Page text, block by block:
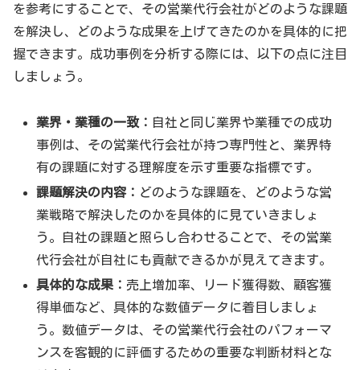
を参考にすることで、その営業代行会社がどのような課題
を解決し、どのような成果を上げてきたのかを具体的に把
握できます。成功事例を分析する際には、以下の点に注目
しましょう。
業界・業種の一致： 自社と同じ業界や業種での成功
事例は、その営業代行会社が持つ専門性と、業界特
有の課題に対する理解度を示す重要な指標です。
課題解決の内容： どのような課題を、どのような営
業戦略で解決したのかを具体的に見ていきましょ
う。自社の課題と照らし合わせることで、その営業
代行会社が自社にも貢献できるかが見えてきます。
具体的な成果： 売上増加率、リード獲得数、顧客獲
得単価など、具体的な数値データに着目しましょ
う。数値データは、その営業代行会社のパフォーマ
ンスを客観的に評価するための重要な判断材料とな